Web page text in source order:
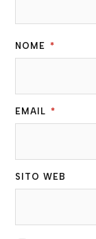
NOME *
EMAIL *
SITO WEB